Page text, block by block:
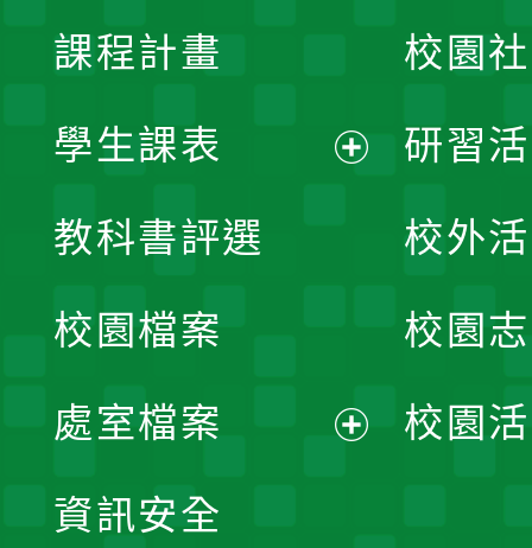
課程計畫
學生課表
單
教科書評選
校園檔案
處室檔案
資訊安全
校園
研習
校外
校園
校園